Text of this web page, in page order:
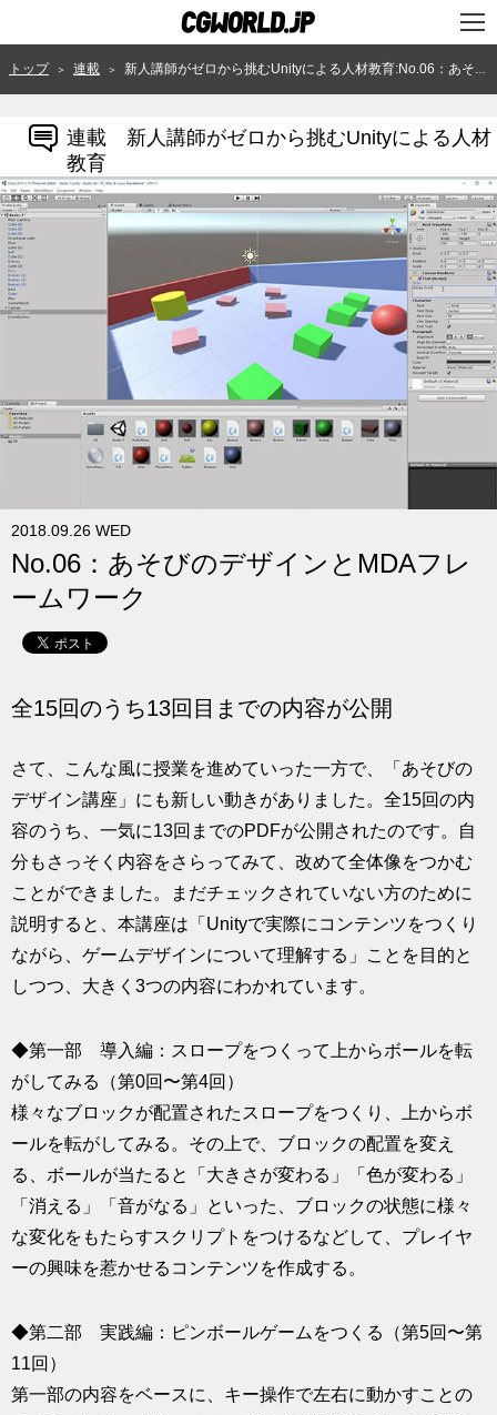
TOP
ニュース
特集
連載
SHOP
求人
トップ ＞ 連載 ＞ 新人講師がゼロから挑むUnityによる人材教育:No.06：あそびのデザインとMDAフレームワーク
連載 新人講師がゼロから挑むUnityによる人材
教育
2018.09.26 WED
No.06：あそびのデザインとMDAフレ
ームワーク
全15回のうち13回目までの内容が公開
さて、こんな風に授業を進めていった一方で、「あそびの
デザイン講座」にも新しい動きがありました。全15回の内
容のうち、一気に13回までのPDFが公開されたのです。自
分もさっそく内容をさらってみて、改めて全体像をつかむ
ことができました。まだチェックされていない方のために
説明すると、本講座は「Unityで実際にコンテンツをつくり
ながら、ゲームデザインについて理解する」ことを目的と
しつつ、大きく3つの内容にわかれています。
◆第一部 導入編：スロープをつくって上からボールを転
がしてみる（第0回〜第4回）
様々なブロックが配置されたスロープをつくり、上からボ
ールを転がしてみる。その上で、ブロックの配置を変え
る、ボールが当たると「大きさが変わる」「色が変わる」
「消える」「音がなる」といった、ブロックの状態に様々
な変化をもたらすスクリプトをつけるなどして、プレイヤ
ーの興味を惹かせるコンテンツを作成する。
◆第二部 実践編：ピンボールゲームをつくる（第5回〜第
11回）
第一部の内容をベースに、キー操作で左右に動かすことの